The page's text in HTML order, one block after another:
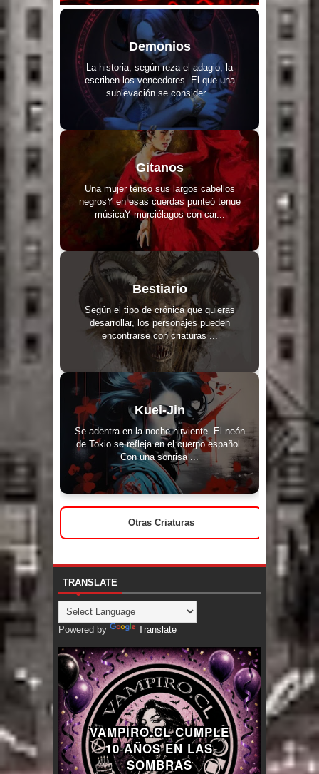
Demonios
La historia, según reza el adagio, la
escriben los vencedores. El que una
sublevación se consider...
Gitanos
Una mujer tensó sus largos cabellos
negrosY en esas cuerdas punteó tenue
músicaY murciélagos con car...
Bestiario
Según el tipo de crónica que quieras
desarrollar, los personajes pueden
encontrarse con criaturas ...
Kuei-Jin
Se adentra en la noche hirviente. El neón
de Tokio se refleja en el cuerpo español.
Con una sonrisa ...
Otras Criaturas
TRANSLATE
Powered by Translate
VAMPIRO.CL CUMPLE
10 AÑOS EN LAS
SOMBRAS